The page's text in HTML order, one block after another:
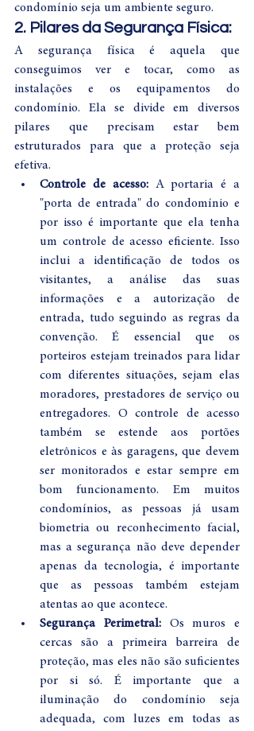
condomínio seja um ambiente seguro.
2. Pilares da Segurança Física:
A segurança física é aquela que
conseguimos ver e tocar, como as
instalações e os equipamentos do
condomínio. Ela se divide em diversos
pilares que precisam estar bem
estruturados para que a proteção seja
efetiva.
Controle de acesso: A portaria é a
"porta de entrada" do condomínio e
por isso é importante que ela tenha
um controle de acesso eficiente. Isso
inclui a identificação de todos os
visitantes, a análise das suas
informações e a autorização de
entrada, tudo seguindo as regras da
convenção. É essencial que os
porteiros estejam treinados para lidar
com diferentes situações, sejam elas
moradores, prestadores de serviço ou
entregadores. O controle de acesso
também se estende aos portões
eletrônicos e às garagens, que devem
ser monitorados e estar sempre em
bom funcionamento. Em muitos
condomínios, as pessoas já usam
biometria ou reconhecimento facial,
mas a segurança não deve depender
apenas da tecnologia, é importante
que as pessoas também estejam
atentas ao que acontece.
Segurança Perimetral: Os muros e
cercas são a primeira barreira de
proteção, mas eles não são suficientes
por si só. É importante que a
iluminação do condomínio seja
adequada, com luzes em todas as